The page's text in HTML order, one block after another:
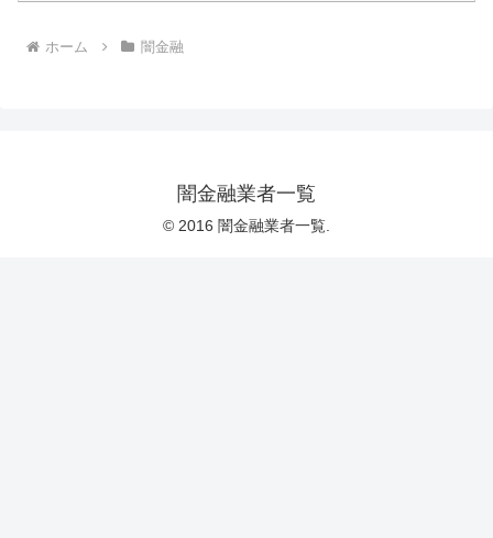
ホーム 闇金融
闇金融業者一覧
© 2016 闇金融業者一覧.